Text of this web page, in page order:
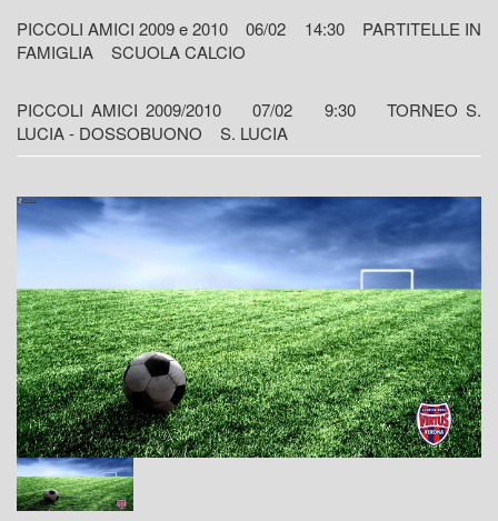
PICCOLI AMICI 2009 e 2010 06/02 14:30 PARTITELLE IN
FAMIGLIA SCUOLA CALCIO
PICCOLI AMICI 2009/2010 07/02 9:30 TORNEO S.
LUCIA - DOSSOBUONO S. LUCIA